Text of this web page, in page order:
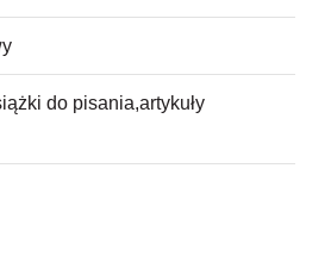
do pisania,artykuły